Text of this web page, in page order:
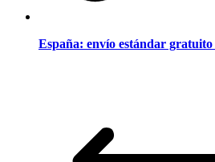
España: envío estándar gratuito